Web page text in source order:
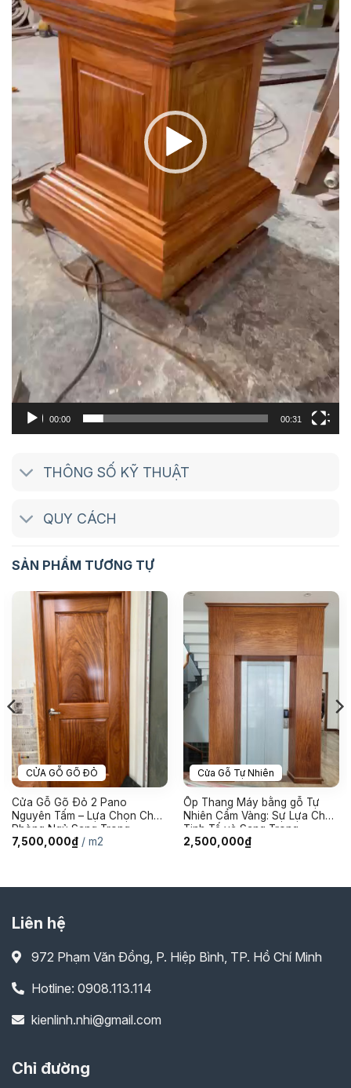
00:00 00:31
THÔNG SỐ KỸ THUẬT
QUY CÁCH
SẢN PHẨM TƯƠNG TỰ
CỬA GỖ GÕ ĐỎ
Cửa Gỗ Gõ Đỏ 2 Pano
Nguyên Tấm – Lựa Chọn Cho
Phòng Ngủ Sang Trọng
7,500,000₫/ m2
Cửa Gỗ Tự Nhiên
Ốp Thang Máy bằng gỗ Tự
Nhiên Cẩm Vàng: Sự Lựa Chọn
Tinh Tế và Sang Trọng
2,500,000₫
Liên hệ
972 Phạm Văn Đồng, P. Hiệp Bình, TP. Hồ Chí Minh
Hotline: 0908.113.114
kienlinh.nhi@gmail.com
Chỉ đường